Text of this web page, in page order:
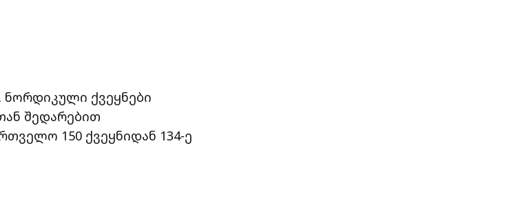
ნორდიკული ქვეყნები
შედარებით
150 ქვეყნიდან 134-ე